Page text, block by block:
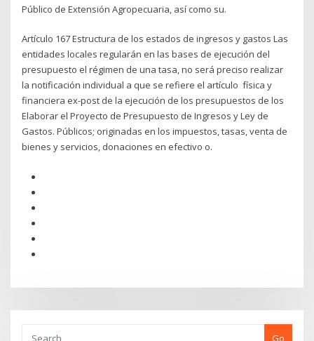
Público de Extensión Agropecuaria, así como su.
Artículo 167 Estructura de los estados de ingresos y gastos Las
entidades locales regularán en las bases de ejecución del
presupuesto el régimen de una tasa, no será preciso realizar
la notificación individual a que se refiere el artículo física y
financiera ex-post de la ejecución de los presupuestos de los
Elaborar el Proyecto de Presupuesto de Ingresos y Ley de
Gastos. Públicos; originadas en los impuestos, tasas, venta de
bienes y servicios, donaciones en efectivo o.
Go